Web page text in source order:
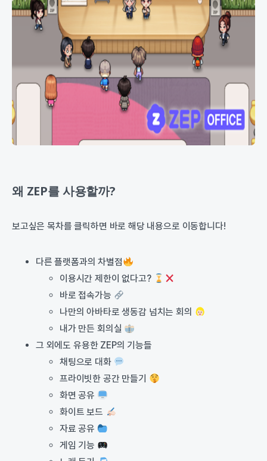
왜 ZEP를 사용할까?
보고싶은 목차를 클릭하면 바로 해당 내용으로 이동합니다!
다른 플랫폼과의 차별점
이용시간 제한이 없다고?
바로 접속가능
나만의 아바타로 생동감 넘치는 회의
내가 만든 회의실
그 외에도 유용한 ZEP의 기능들
채팅으로 대화
프라이빗한 공간 만들기
화면 공유
화이트 보드
자료 공유
게임 기능